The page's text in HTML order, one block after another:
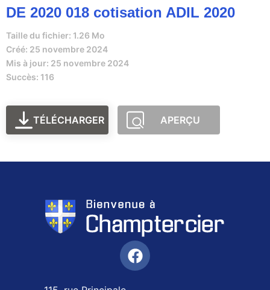
DE 2020 018 cotisation ADIL 2020
Taille du fichier: 1.26 Mo
Créé: 25 novembre 2024
Mis à jour: 25 novembre 2024
Succès: 116
TÉLÉCHARGER APERÇU